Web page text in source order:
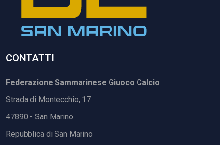
CONTATTI
Federazione Sammarinese Giuoco Calcio
Strada di Montecchio, 17
47890 - San Marino
Repubblica di San Marino